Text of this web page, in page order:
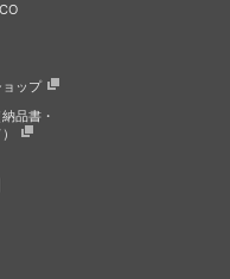
ップ
品書・